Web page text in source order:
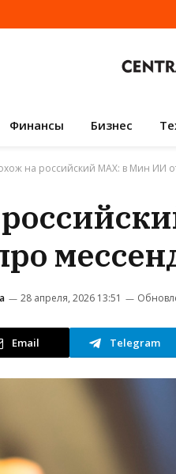
Финансы Бизнес
на российский MAX: в Мин ИИ
28 апреля, 2026 13:51
Email Telegram